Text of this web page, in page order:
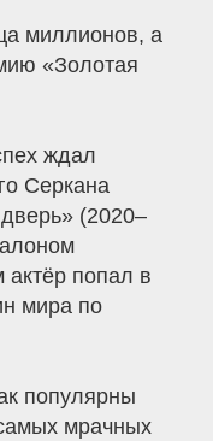
миллионов, а
«Золотая
ждал
Серкана
(2020–
актёр попал в
мира по
популярны
мрачных